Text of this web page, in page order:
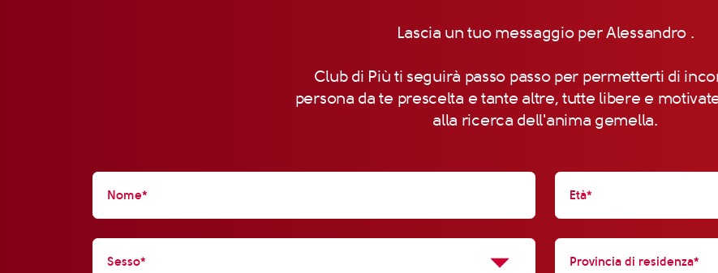
Lascia un tuo messaggio per Alessandro .
Club di Più ti seguirà passo passo per permetterti di
persona da te prescelta e tante altre, tutte libere e
alla ricerca dell'anima gemella.